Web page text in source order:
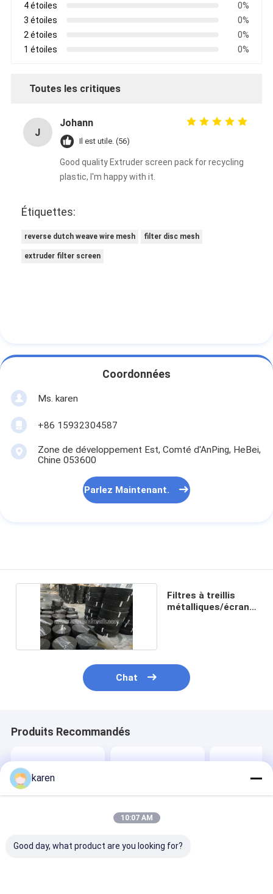
4 étoiles
0%
3 étoiles
0%
2 étoiles
0%
1 étoiles
0%
Toutes les critiques
J
Johann
Il est utile. (56)
Good quality Extruder screen pack for recycling
plastic, I'm happy with it.
Étiquettes:
reverse dutch weave wire mesh filter disc mesh
extruder filter screen
Coordonnées
Ms. karen
+86 15932304587
Zone de développement Est, Comté d'AnPing, HeBei,
Chine 053600
Parlez Maintenant.
Filtres à treillis
métalliques/écrans
Chat
Produits Recommandés
Écran de filtrage à
En acier inoxydable
karen
10:07 AM
Good day, what product are you looking for?